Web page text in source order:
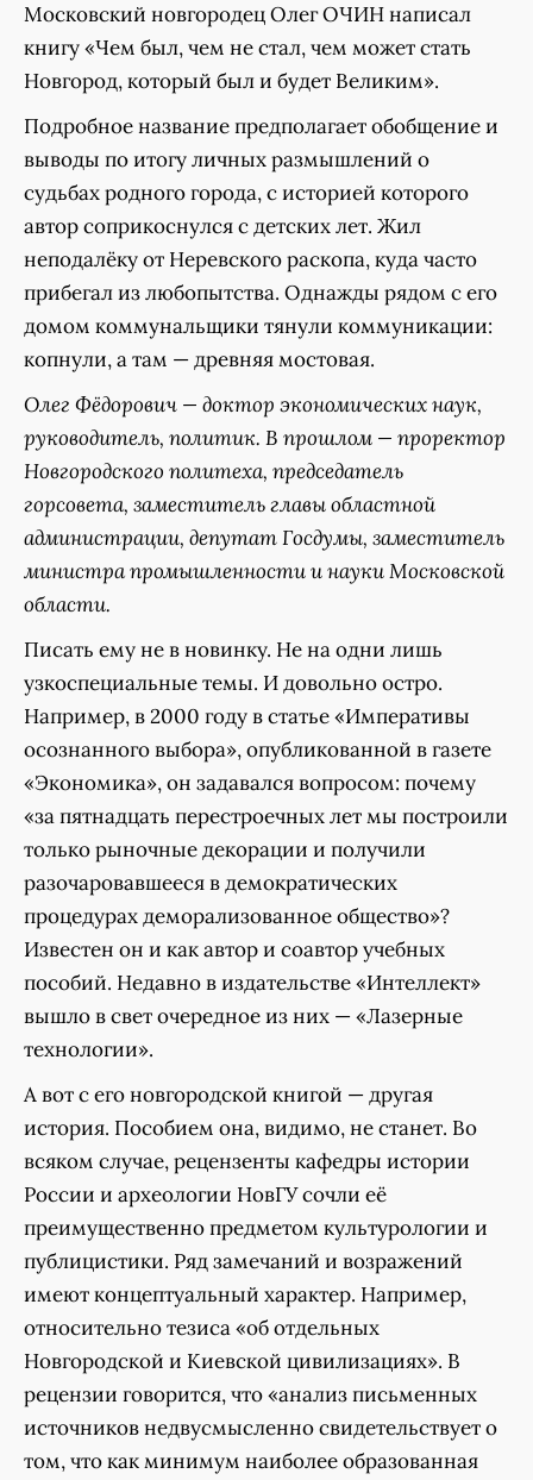
Московский новгородец Олег ОЧИН написал
книгу «Чем был, чем не стал, чем может стать
Новгород, который был и будет Великим».
Подробное название предполагает обобщение и
выводы по итогу личных размышлений о
судьбах родного города, с историей которого
автор соприкоснулся с детских лет. Жил
неподалёку от Неревского раскопа, куда часто
прибегал из любопытства. Однажды рядом с его
домом коммунальщики тянули коммуникации:
копнули, а там — древняя мостовая.
Олег Фёдорович — доктор экономических наук,
руководитель, политик. В прошлом — проректор
Новгородского политеха, председатель
горсовета, заместитель главы областной
администрации, депутат Госдумы, заместитель
министра промышленности и науки Московской
области.
Писать ему не в новинку. Не на одни лишь
узкоспециальные темы. И довольно остро.
Например, в 2000 году в статье «Императивы
осознанного выбора», опубликованной в газете
«Экономика», он задавался вопросом: почему
«за пятнадцать перестроечных лет мы построили
только рыночные декорации и получили
разочаровавшееся в демократических
процедурах деморализованное общество»?
Известен он и как автор и соавтор учебных
пособий. Недавно в издательстве «Интеллект»
вышло в свет очередное из них — «Лазерные
технологии».
А вот с его новгородской книгой — другая
история. Пособием она, видимо, не станет. Во
всяком случае, рецензенты кафедры истории
России и археологии НовГУ сочли её
преимущественно предметом культурологии и
публицистики. Ряд замечаний и возражений
имеют концептуальный характер. Например,
относительно тезиса «об отдельных
Новгородской и Киевской цивилизациях». В
рецензии говорится, что «анализ письменных
источников недвусмысленно свидетельствует о
том, что как минимум наиболее образованная